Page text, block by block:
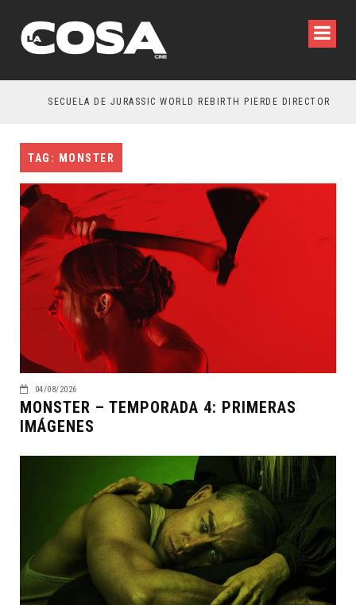
SECUELA DE JURASSIC WORLD REBIRTH PIERDE DIRECTOR
TAG: MONSTER
04/08/2026
MONSTER – TEMPORADA 4: PRIMERAS
IMÁGENES